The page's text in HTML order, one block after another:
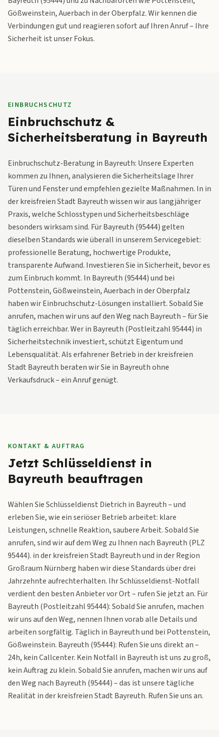
Gößweinstein, Auerbach in der Oberpfalz. Wir kennen die
Verbindungen gut und reagieren sofort auf Ihren Anruf – Ihre
Sicherheit ist unser Fokus.
EINBRUCHSCHUTZ
Einbruchschutz &
Sicherheitsberatung in Bayreuth
Einbruchschutz-Beratung in Bayreuth: Unsere Experten
kommen zu Ihnen, analysieren die Sicherheitslage Ihrer
Türen und Fenster und empfehlen gezielte Maßnahmen. In in
der kreisfreien Stadt Bayreuth wissen wir aus langjähriger
Praxis, welche Schlosstypen und Sicherheitsbeschläge
besonders wirksam sind. Für Bayreuth (95444) gelten
dieselben Standards wie überall in unserem Servicegebiet:
professionelle Beratung, hochwertige Produkte,
transparente Aufwand. Investieren Sie in Sicherheit, bevor es
zum Einbruch kommt. In Bayreuth (95444) und bei
Pottenstein, Gößweinstein, Auerbach in der Oberpfalz
haben wir Einbruchschutz-Lösungen installiert. Sobald Sie
anrufen, machen wir uns auf den Weg nach Bayreuth – für Sie
täglich erreichbar. Wer in Bayreuth (Postleitzahl 95444) in
Sicherheitstechnik investiert, schützt Eigentum und
Lebensqualität. Als erfahrener Betrieb in der kreisfreien
Stadt Bayreuth beraten wir Sie in Bayreuth ohne
Verkaufsdruck – ein Anruf genügt.
KONTAKT & AUFTRAG
Jetzt Schlüsseldienst in
Bayreuth beauftragen
Wählen Sie Schlüsseldienst Dietrich in Bayreuth – und
erleben Sie, wie ein seriöser Betrieb arbeitet: klare
Leistungen, schnelle Reaktion, saubere Arbeit. Sobald Sie
anrufen, sind wir auf dem Weg zu Ihnen nach Bayreuth (PLZ
95444). in der kreisfreien Stadt Bayreuth und in der Region
Großraum Nürnberg haben wir diese Standards über drei
Jahrzehnte aufrechterhalten. Ihr Schlüsseldienst-Notfall
verdient den besten Anbieter vor Ort – rufen Sie jetzt an. Für
Bayreuth (Postleitzahl 95444): Sobald Sie anrufen, machen
wir uns auf den Weg, nennen Ihnen vorab alle Details und
arbeiten sorgfältig. Täglich in Bayreuth und bei Pottenstein,
Gößweinstein. Bayreuth (95444): Rufen Sie uns direkt an –
24h, kein Callcenter. Kein Notfall in Bayreuth ist uns zu groß,
kein Auftrag zu klein. Sobald Sie anrufen, machen wir uns auf
den Weg nach Bayreuth (95444) – das ist unsere tägliche
Realität in der kreisfreien Stadt Bayreuth. Rufen Sie uns an.